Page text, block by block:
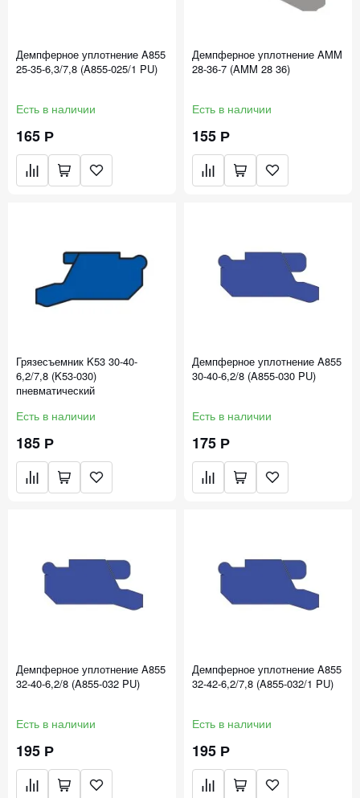
Демпферное уплотнение A855
25-35-6,3/7,8 (A855-025/1 PU)
Есть в наличии
165 Р
Демпферное уплотнение AMM
28-36-7 (AMM 28 36)
Есть в наличии
155 Р
Грязесъемник K53 30-40-
6,2/7,8 (K53-030)
пневматический
Есть в наличии
185 Р
Демпферное уплотнение A855
30-40-6,2/8 (A855-030 PU)
Есть в наличии
175 Р
Демпферное уплотнение A855
32-40-6,2/8 (A855-032 PU)
Есть в наличии
195 Р
Демпферное уплотнение A855
32-42-6,2/7,8 (A855-032/1 PU)
Есть в наличии
195 Р